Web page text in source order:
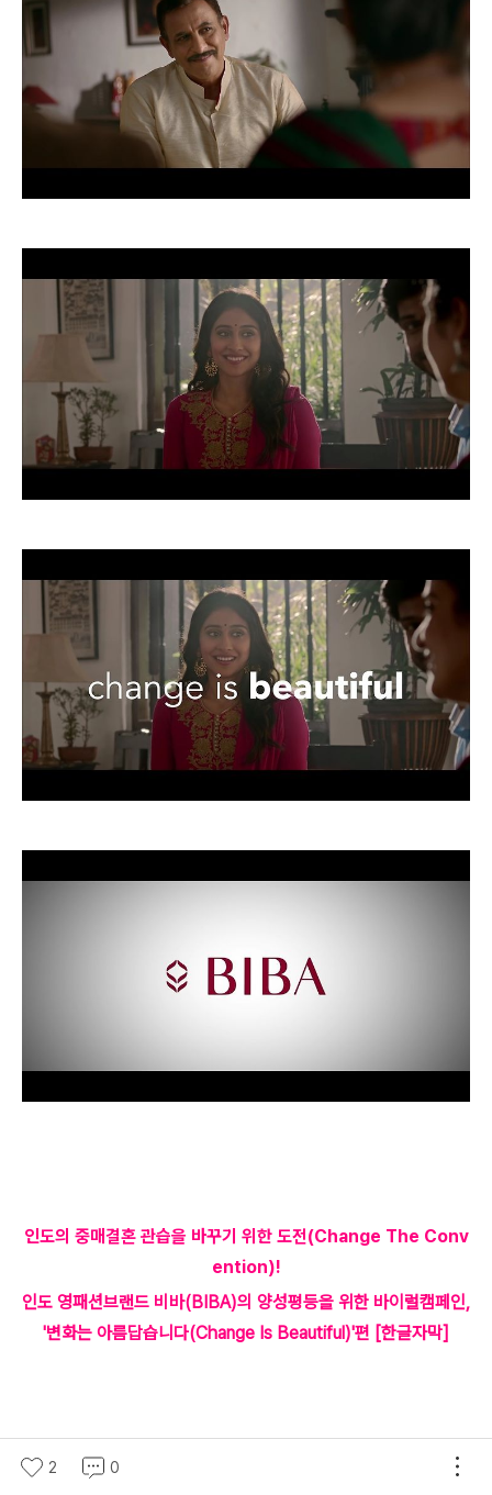
인도의 중매결혼 관습을 바꾸기 위한 도전(Change The Conv
ention)!
인도 영패션브랜드 비바(BIBA)의 양성평등을 위한 바이럴캠페인,
'변화는 아름답습니다(Change Is Beautiful)'편 [한글자막]
2 0